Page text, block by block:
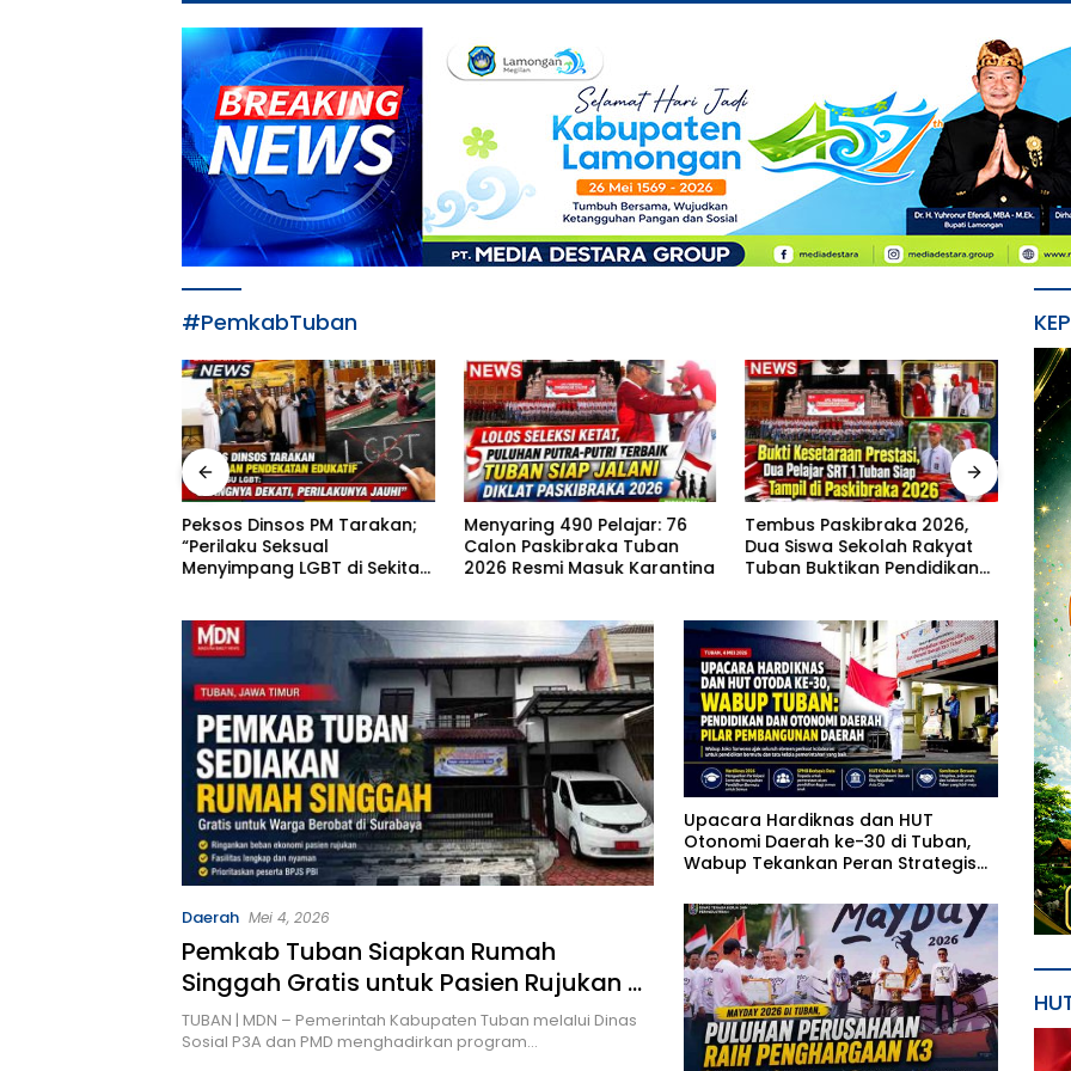
#PemkabTuban
Peksos Dinsos PM Tarakan;
“Perilaku Seksual
Menyimpang LGBT di Sekitar
Menyaring 490 Pelajar: 76
Calon Paskibraka Tuban
2026 Resmi Masuk Karantina
Tembus Paskibraka 2026,
Dua Siswa Sekolah Rakyat
Tuban Buktikan Pendidikan
Daerah Mei 4, 2026
Pemkab Tuban Siapkan Rumah
Singgah Gratis untuk Pasien Rujukan di
Surabaya
TUBAN | MDN – Pemerintah Kabupaten Tuban melalui Dinas
Sosial P3A dan PMD menghadirkan program…
Upacara Hardiknas dan HUT
Otonomi Daerah ke-30 di Tuban,
Wabup Tekankan Peran Strategis